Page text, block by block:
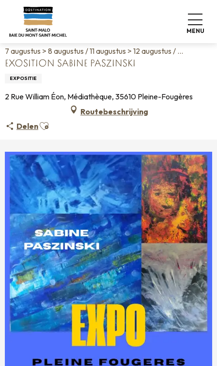
contenu
MENU
Home Wonen zoals thuis
Exosition Sabine Paszinski
7 augustus > 8 augustus / 11 augustus > 12 augustus / ...
EXOSITION SABINE PASZINSKI
EXPOSITIE
2 Rue William Éon, Médiathèque, 35610 Pleine-Fougères
Routebeschrijving
DelenAjouter aux favoris